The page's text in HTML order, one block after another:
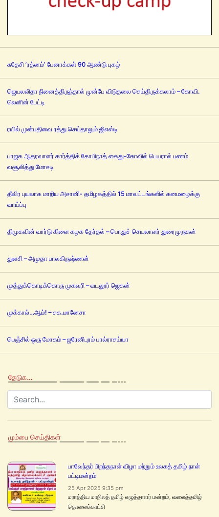
சுதேசி ’ரத்னம்’ பேனாக்கள் 90 ஆண்டு புகழ்
ஜெயலலிதா நினைத்திருந்தால் முன்பே விடுதலை செய்திருக்கலாம் – கோவி.
லெனின் பேட்டி
ரயில் முன்பதிவை ரத்து செய்தாலும் ஜிஎஸ்டி
பாஜக ஆதரவாளர் கார்த்திக் கோபிநாத் கைது-கோவில் பெயரால் பணம்
வசூலித்து மோசடி
தீவிர புயலாக மாறிய அசானி- தமிழகத்தில் 15 மாவட்டங்களில் கனமழைக்கு
வாய்ப்பு
திமுகவின் வார்டு கிளை கழக தேர்தல் – பொதுச் செயலாளர் துரைமுருகன்
துளசி – அமுதா பாலகிருஷ்ணன்
முத்துக்கொடிக்கொரு முகவரி – வடலூர் ஜெகன்
முக்கால்…ஆம்! – சக.மானேசா
பெஞ்சில் ஒரு மோகம் – ஐரேனிபுரம் பால்ராசய்யா
தேடுக…
மும்பை செய்திகள்
பாவேந்தர் பிறந்தநாள் விழா மற்றும் உலகத் தமிழ் நாள்
பட்டிமன்றம்
25 Apr 2025 9:35 pm
மராத்திய மாநிலத் தமிழ் எழுத்தாளர் மன்றம், வலைத்தமிழ்
தொலைக்காட்சி